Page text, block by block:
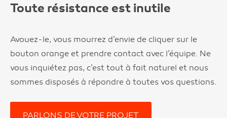
Toute résistance est inutile
Avouez-le, vous mourrez d’envie de cliquer sur le
bouton orange et prendre contact avec l’équipe. Ne
vous inquiétez pas, c’est tout à fait naturel et nous
sommes disposés à répondre à toutes vos questions.
PARLONS DE VOTRE PROJET